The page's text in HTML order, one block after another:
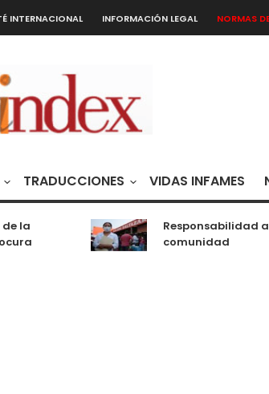
INTERNACIONAL INFORMACIÓN LEGAL NORMAS
TRADUCCIONES VIDAS INFAMES
la
Responsabilidad
comunidad